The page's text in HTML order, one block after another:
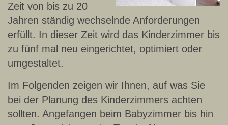
Zeit von bis zu 20
Jahren ständig wechselnde Anforderungen
erfüllt. In dieser Zeit wird das Kinderzimmer bis
zu fünf mal neu eingerichtet, optimiert oder
umgestaltet.
Im Folgenden zeigen wir Ihnen, auf was Sie
bei der Planung des Kinderzimmers achten
sollten. Angefangen beim Babyzimmer bis hin